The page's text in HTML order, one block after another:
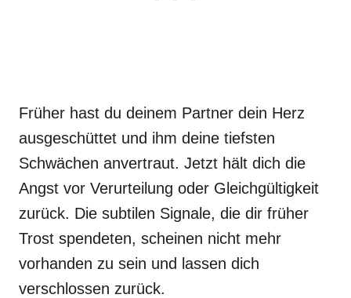
Früher hast du deinem Partner dein Herz
ausgeschüttet und ihm deine tiefsten
Schwächen anvertraut. Jetzt hält dich die
Angst vor Verurteilung oder Gleichgültigkeit
zurück. Die subtilen Signale, die dir früher
Trost spendeten, scheinen nicht mehr
vorhanden zu sein und lassen dich
verschlossen zurück.